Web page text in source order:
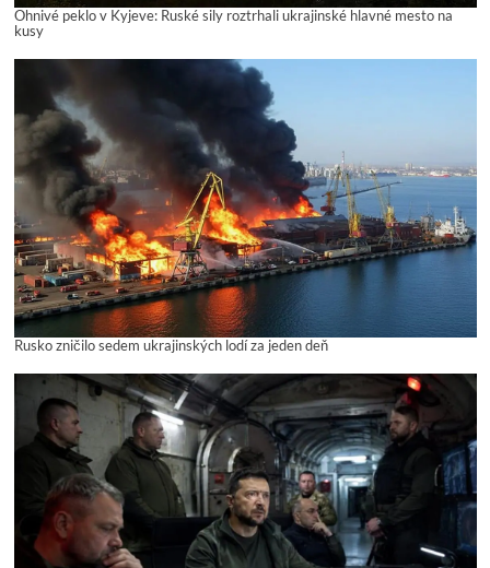
Ohnivé peklo v Kyjeve: Ruské sily roztrhali ukrajinské hlavné mesto na
kusy
Rusko zničilo sedem ukrajinských lodí za jeden deň